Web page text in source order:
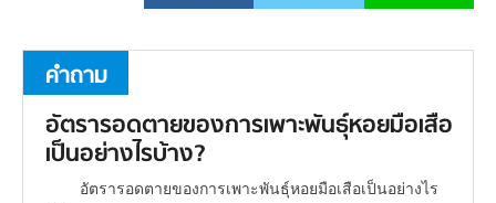
คำถาม
อัตรารอดตายของการเพาะพันธุ์หอยมือเสือ
เป็นอย่างไรบ้าง?
อัตรารอดตายของการเพาะพันธุ์หอยมือเสือเป็นอย่างไร